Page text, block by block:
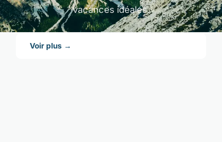
vacances idéales.
Voir plus →